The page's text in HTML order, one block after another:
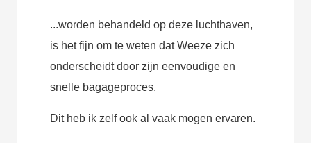
...worden behandeld op deze luchthaven,
is het fijn om te weten dat Weeze zich
onderscheidt door zijn eenvoudige en
snelle bagageproces.
Dit heb ik zelf ook al vaak mogen ervaren.